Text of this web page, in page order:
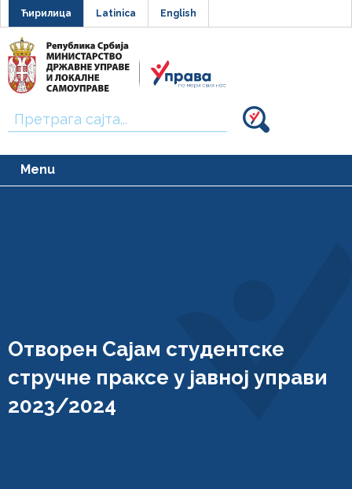
Ћирилица Latinica English
Тражи:
Menu
Oтворен Сајам студентске
стручне праксе у јавној управи
2023/2024